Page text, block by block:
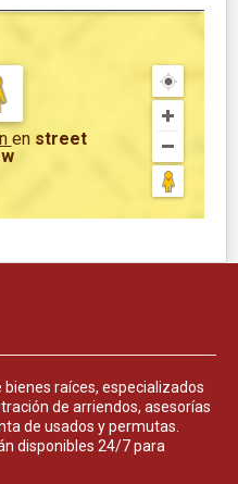
en street
raíces, especializados
de arriendos, asesorías
de usados y permutas.
disponibles 24/7 para